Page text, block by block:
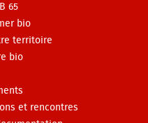
65
bio
territoire
bio
et rencontres